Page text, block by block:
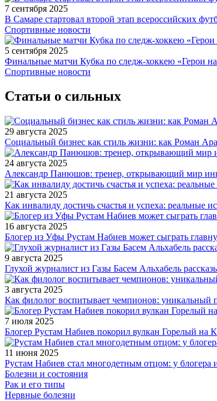
7 сентября 2025
В Самаре стартовал второй этап всероссийских
Спортивные новости
5 сентября 2025
Финальные матчи Кубка по следж-хоккею «Герои
Спортивные новости
Статьи о сильных
29 августа 2025
Социальный бизнес как стиль жизни: как Роман
24 августа 2025
Александр Панюшов: тренер, открывающий мир
21 августа 2025
Как инвалиду достичь счастья и успеха: реальные
16 августа 2025
Блогер из Уфы Рустам Набиев может сыграть
9 августа 2025
Глухой журналист из Газы Басем Альхабель
3 августа 2025
Как филолог воспитывает чемпионов: уникальный
7 июля 2025
Блогер Рустам Набиев покорил вулкан Горелый на
11 июня 2025
Рустам Набиев стал многодетным отцом: у блогера
Болезни и состояния
Рак и его типы
Нервные болезни